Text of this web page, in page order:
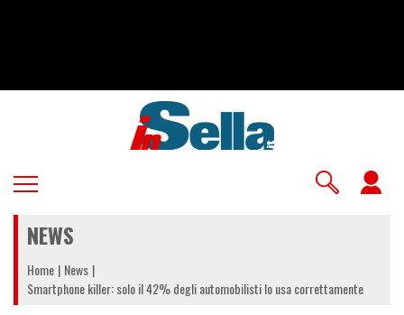
NEWS
Home News
Smartphone killer: solo il 42% degli automobilisti lo usa correttamente